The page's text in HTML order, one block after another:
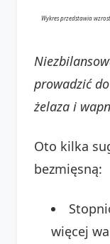
Wykres przedstawia
prowadzić
żelaza i
Oto kilka
bezmięsną:
więcej